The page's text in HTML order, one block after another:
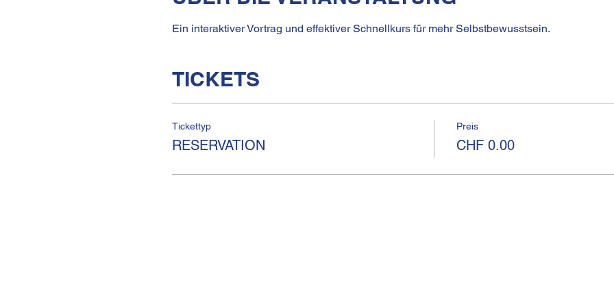
Ein interaktiver Vortrag und effektiver Schnellkurs für mehr Selbstbewusstsein.
TICKETS
Tickettyp
RESERVATION
Preis
CHF 0.00